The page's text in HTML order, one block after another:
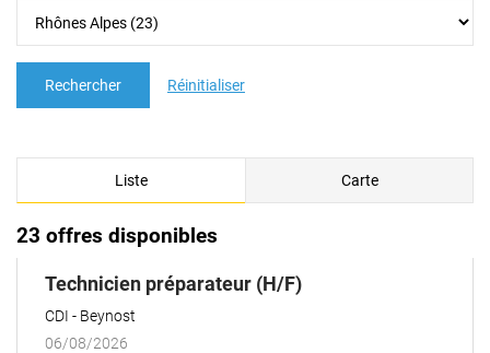
Rechercher Réinitialiser
Liste Carte
23 offres disponibles
Technicien préparateur (H/F)(Nouvelle
CDI
Beynost
06/08/2026